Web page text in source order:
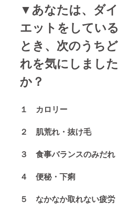
▼あなたは、ダイ
エットをしている
とき、次のうちど
れを気にしました
か？
１ カロリー
２ 肌荒れ・抜け毛
３ 食事バランスのみだれ
４ 便秘・下痢
５ なかなか取れない疲労